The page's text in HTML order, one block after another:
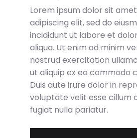
Lorem ipsum dolor sit
adipiscing elit, sed do
incididunt ut labore et
aliqua. Ut enim ad minim
nostrud exercitation
ut aliquip ex ea commodo
Duis aute irure dolor in
voluptate velit esse cillum
fugiat nulla pariatur.